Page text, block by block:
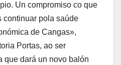
Un compromiso co que
continuar pola saúde
de Cangas»,
Portas, ao ser
que dará un novo balón